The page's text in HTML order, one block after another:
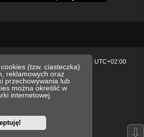
(tzw. ciasteczka)
reklamowych oraz
przechowywania lub
można określić w
internetowej.
Strefa czasowa UTC+02:00
Software © phpBB Limited
phpBB.pl
& v12mike
⇩